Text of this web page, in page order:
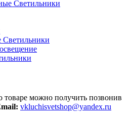
Светильники
Светильники
можно получить позвонив
vkluchisvetshop@yandex.ru